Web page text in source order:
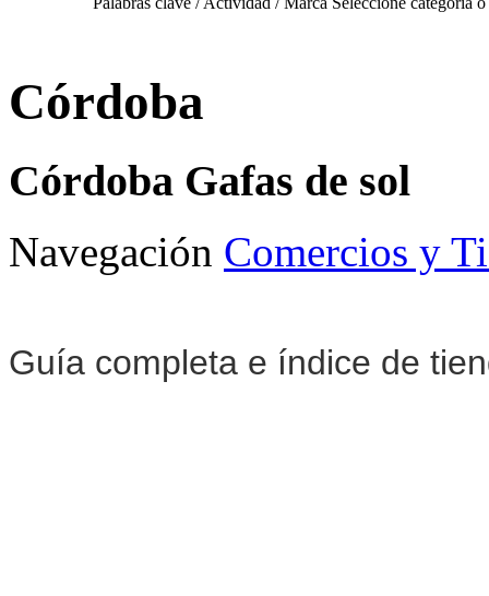
Córdoba
Córdoba Gafas de sol
Navegación Comercios y
Guía completa e índice de